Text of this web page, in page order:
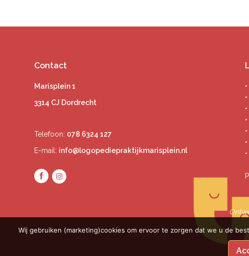
Contact
Marisplein 1
3314 CJ Dordrecht
Telefoon: 078 6324 127
E-mail: info@logopediepraktijkmarisplein.nl
Wij gebruiken (marketing)cookies om ervoor te zorgen dat we u de